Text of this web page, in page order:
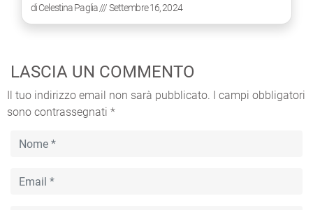
diCelestina Paglia/// Settembre 16, 2024
LASCIA UN COMMENTO
Il tuo indirizzo email non sarà pubblicato.
I campi obbligatori
sono contrassegnati *